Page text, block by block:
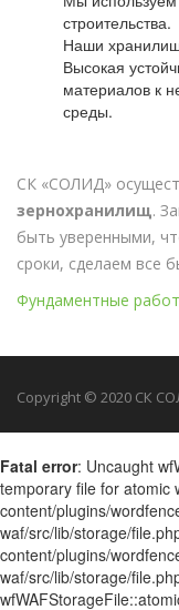
строительства.
Наши
Высокая
материалов к
среды.
СК «СОЛИД»
зернохранилищ.
быть уверенными,
сроки, сделаем все
Навигация
Фундаментные
Copyright © 2020 СК
Fatal error: Uncaught
temporary file for atomic
content/plugins/
waf/src/lib/storage/
content/plugins/
waf/src/lib/storage/